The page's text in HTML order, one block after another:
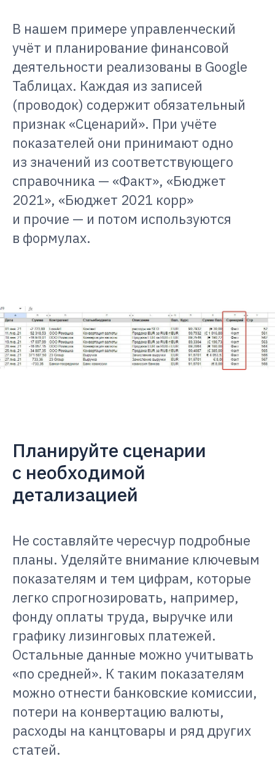
В нашем примере управленческий
учёт и планирование финансовой
деятельности реализованы в Google
Таблицах. Каждая из записей
(проводок) содержит обязательный
признак «Сценарий». При учёте
показателей они принимают одно
из значений из соответствующего
справочника — «Факт», «Бюджет
2021», «Бюджет 2021 корр»
и прочие — и потом используются
в формулах.
Планируйте сценарии
с необходимой
детализацией
Не составляйте чересчур подробные
планы. Уделяйте внимание ключевым
показателям и тем цифрам, которые
легко спрогнозировать, например,
фонду оплаты труда, выручке или
графику лизинговых платежей.
Остальные данные можно учитывать
«по средней». К таким показателям
можно отнести банковские комиссии,
потери на конвертацию валюты,
расходы на канцтовары и ряд других
статей.